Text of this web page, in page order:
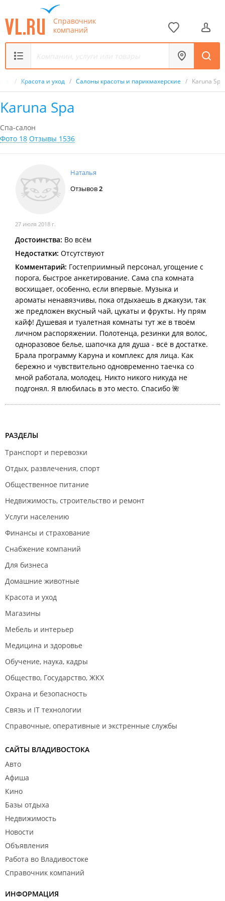
Справочник
компаний
/ Красота и уход / Салоны красоты и парикмахерские / Karuna Spa
Karuna Spa
Спа-салон
Фото 18 Отзывы 1536
Наталья
Отзывов2
27 июля 2018 г.
Достоинства: Во всём
Недостатки: Отсутствуют
Комментарий: Гостеприимный персонал, угощение с
порога, быстрое анкетирование. Сама спа комната
восхищает, особенно, если впервые. Музыка и
ароматы ненавязчивы, пока отдыхаешь в джакузи, так
же предложен вкусный чай, цукаты и фрукты. Ну прям
кайф! Душевая и туалетная комнаты тут же в твоём
личном распоряжении. Полотенца, резинки для волос,
одноразовое белье, шапочка для душа - всё в достатке.
Брала программу Каруна и комплекс для лица. Как
бережно и чувствительно одновременно таечка со
мной работала, молодец. Никто никого никуда не
подгонял. Я влюбилась в это место. Спасибо 🌺
РАЗДЕЛЫ
Транспорт и перевозки
Отдых, развлечения, спорт
Общественное питание
Недвижимость, строительство и ремонт
Услуги населению
Финансы и страхование
Снабжение компаний
Для бизнеса
Домашние животные
Красота и уход
Магазины
Мебель и интерьер
Медицина и здоровье
Обучение, наука, кадры
Общество, Государство, ЖКХ
Охрана и безопасность
Связь и IT технологии
Справочные, оперативные и экстренные службы
САЙТЫ ВЛАДИВОСТОКА
Авто
Афиша
Кино
Базы отдыха
Недвижимость
Новости
Объявления
Работа во Владивостоке
Справочник компаний
ИНФОРМАЦИЯ